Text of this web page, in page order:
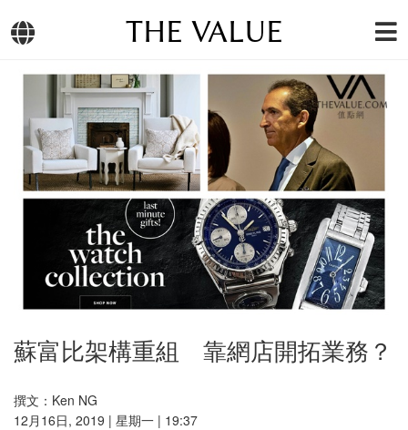
THE VALUE
蘇富比架構重組 靠網店開拓業務？
撰文：Ken NG
12月16日, 2019 | 星期一 | 19:37